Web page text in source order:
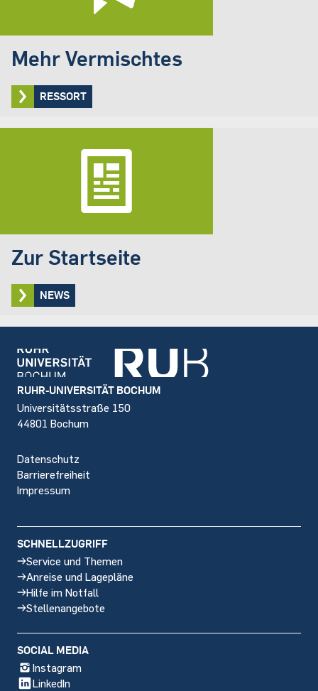
Mehr Vermischtes
RESSORT
Zur Startseite
NEWS
Footer
RUHR-UNIVERSITÄT BOCHUM
Universitätsstraße 150
44801 Bochum
Datenschutz
Barrierefreiheit
Impressum
SCHNELLZUGRIFF
Service und Themen
Anreise und Lagepläne
Hilfe im Notfall
Stellenangebote
SOCIAL MEDIA
Instagram
LinkedIn